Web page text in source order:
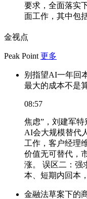
要求，全面落实
面工作，其中包
金视点
Peak Point 更多
别指望AI一年回
最大的成本不是
08:57
焦虑”，刘建军特
AI会大规模替代
工作，客户经理
价值无可替代，
涨。 误区二：强
本、短期内回本
金融法草案下的